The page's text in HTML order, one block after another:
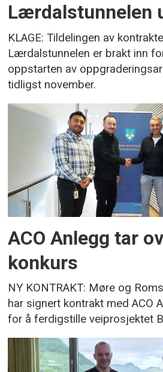
Lærdalstunnelen
KLAGE: Tildelingen av
Lærdalstunnelen er brakt inn
oppstarten av
tidligst november.
ACO Anlegg tar
konkurs
NY KONTRAKT: Møre og
har signert kontrakt med ACO
for å ferdigstille veiprosjektet